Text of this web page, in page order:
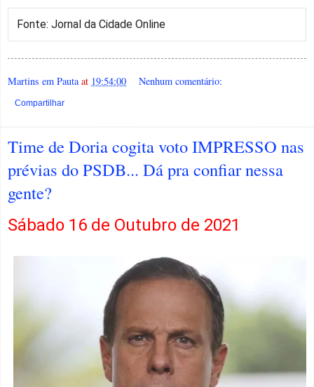
Fonte: Jornal da Cidade Online
Martins em Pauta at 19:54:00 Nenhum comentário:
Compartilhar
Time de Doria cogita voto IMPRESSO nas
prévias do PSDB... Dá pra confiar nessa
gente?
Sábado 16 de Outubro de 2021